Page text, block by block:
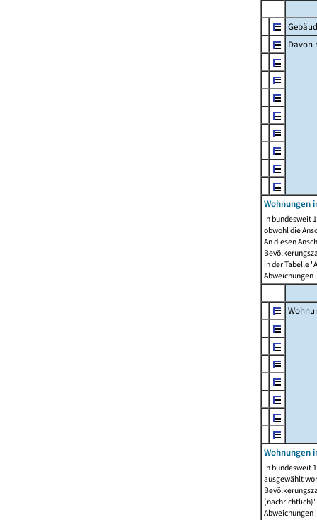
Davon
Wohnungen
In bundesweit
obwohl die
An diesen
in der Tabelle
Abweichungen
Wohnungen
In bundesweit
ausgewählt
Abweichungen